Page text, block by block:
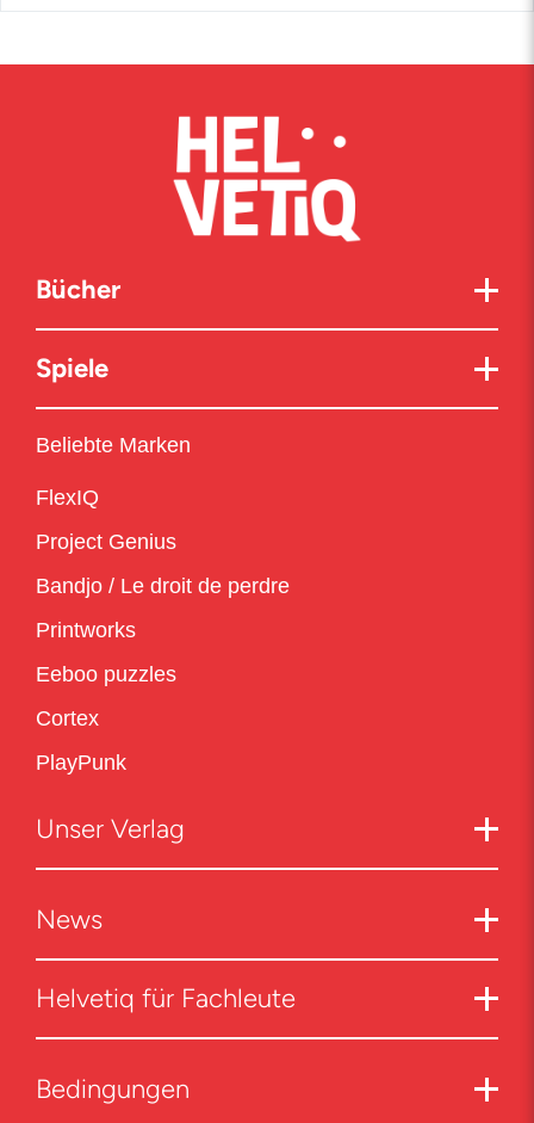
Bücher
Spiele
Beliebte Marken
FlexIQ
Project Genius
Bandjo / Le droit de perdre
Printworks
Eeboo puzzles
Cortex
PlayPunk
Unser Verlag
News
Helvetiq für Fachleute
Bedingungen